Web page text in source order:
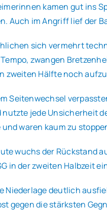
kamen gut ins
Auch im Angriff lief der
sich vermehrt
zwangen
zweiten Hälfte noch
Seitenwechsel
nutzte jede Unsicherheit
waren kaum zu
wuchs der Rückstand
in der zweiten Halbzeit
Niederlage deutlich
gegen die stärksten